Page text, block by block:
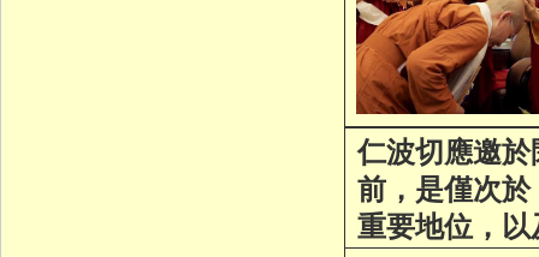
仁波切應邀
前，是僅次
重要地位，